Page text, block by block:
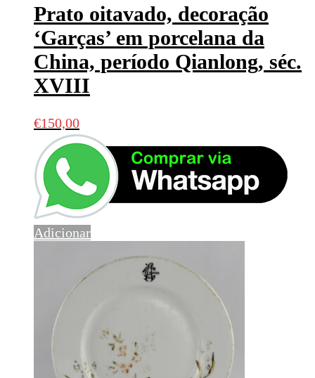
Prato oitavado, decoração
‘Garças’ em porcelana da
China, período Qianlong, séc.
XVIII
€150,00
Adicionar